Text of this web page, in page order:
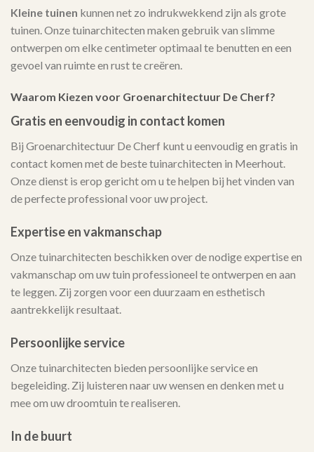
Kleine tuinen kunnen net zo indrukwekkend zijn als grote
tuinen. Onze tuinarchitecten maken gebruik van slimme
ontwerpen om elke centimeter optimaal te benutten en een
gevoel van ruimte en rust te creëren.
Waarom Kiezen voor Groenarchitectuur De Cherf?
Gratis en eenvoudig in contact komen
Bij Groenarchitectuur De Cherf kunt u eenvoudig en gratis in
contact komen met de beste tuinarchitecten in Meerhout.
Onze dienst is erop gericht om u te helpen bij het vinden van
de perfecte professional voor uw project.
Expertise en vakmanschap
Onze tuinarchitecten beschikken over de nodige expertise en
vakmanschap om uw tuin professioneel te ontwerpen en aan
te leggen. Zij zorgen voor een duurzaam en esthetisch
aantrekkelijk resultaat.
Persoonlijke service
Onze tuinarchitecten bieden persoonlijke service en
begeleiding. Zij luisteren naar uw wensen en denken met u
mee om uw droomtuin te realiseren.
In de buurt